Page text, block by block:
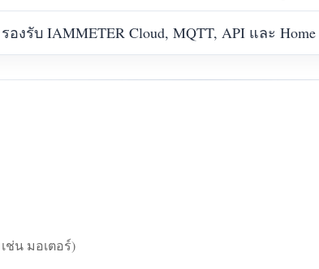
รองรับ IAMMETER Cloud, MQTT, API และ Home
ช่น มอเตอร์)